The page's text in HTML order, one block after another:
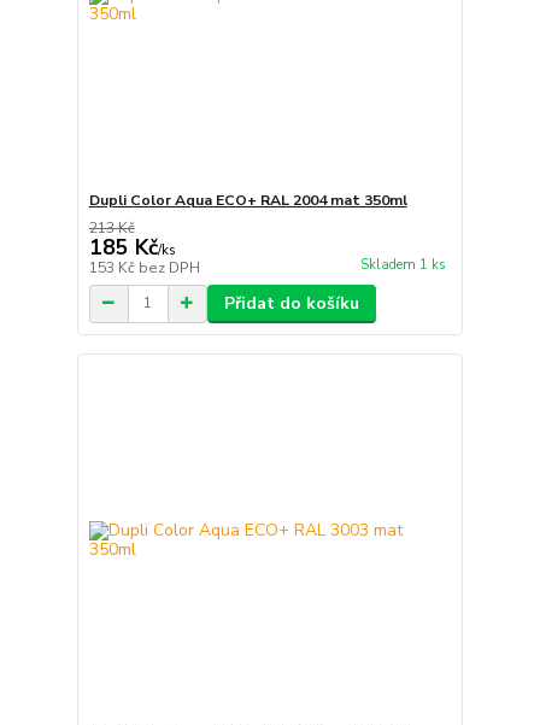
Dupli Color Aqua ECO+ RAL 2004 mat 350ml
213 Kč
185 Kč/ks
153 Kč bez DPH Skladem 1 ks
Přidat do košíku